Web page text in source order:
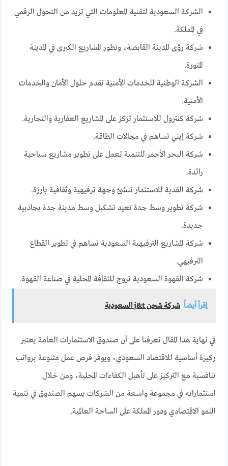
الشركة السعودية لتقنية المعلومات التي تزيد من التحول الرقمي
في المملكة.
شركة رؤى المدينة القابضة، وتطور المشاريع الكبرى في المدينة
المنورة.
الشركة الوطنية للخدمات الأمنية تقدم حلول الأمان والخدمات
الأمنية.
شركة كنترول للاستثمار تركز على المشاريع العقارية والتجارية.
شركة إيني تساهم في مجالات الطاقة.
شركة البحر الأحمر للتنمية تعمل على تطوير مشاريع سياحية
رائدة.
شركة القدية للاستثمار تنشئ وجهة ترفيهية وثقافية بارزة.
شركة تطوير وسط جدة تعيد تشكيل وسط مدينة جدة بجاذبية
جديدة.
شركة المشاريع الترفيهية السعودية تساهم في تطوير القطاع
الترفيهي.
شركة القهوة السعودية تروج للثقافة المحلية في صناعة القهوة.
إقرأ أيضاً شركة شحن j&t السعودية
في نهاية هذا المقال تعرفنا على أن صندوق الاستثمارات العامة يعتبر
ركيزة أساسية للاقتصاد السعودي، ويوفر فرص عمل متنوعة برواتب
تنافسية مع التركيز على تأهيل الكفاءات المحلية، ومن خلال
استثماراته في مجموعة واسعة من الشركات يسهم الصندوق في تنمية
النمو الاقتصادي ودور المملكة على الساحة العالمية.